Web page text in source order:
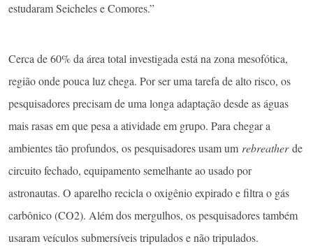
estudaram Seicheles e Comores.”
Cerca de 60% da área total investigada está na zona mesofótica,
região onde pouca luz chega. Por ser uma tarefa de alto risco, os
pesquisadores precisam de uma longa adaptação desde as águas
mais rasas em que pesa a atividade em grupo. Para chegar a
ambientes tão profundos, os pesquisadores usam um rebreatherde
circuito fechado, equipamento semelhante ao usado por
astronautas. O aparelho recicla o oxigênio expirado e filtra o gás
carbônico (CO2). Além dos mergulhos, os pesquisadores também
usaram veículos submersíveis tripulados e não tripulados.